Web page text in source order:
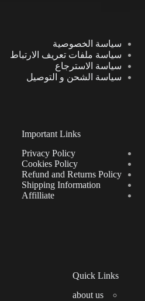
سياسة الخصوصية
سياسة ملفات تعريف الارتباط
سياسة الاسترجاع
سياسة الشحن و التوصيل
Important Links
Privacy Policy
Cookies Policy
Refund and Returns Policy
Shipping Information
Affilliate
Quick Links
about us